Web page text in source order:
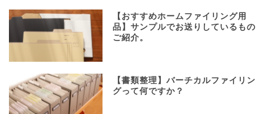
【おすすめホームファイリング用
品】サンプルでお送りしているもの
ご紹介。
【書類整理】バーチカルファイリン
グって何ですか？